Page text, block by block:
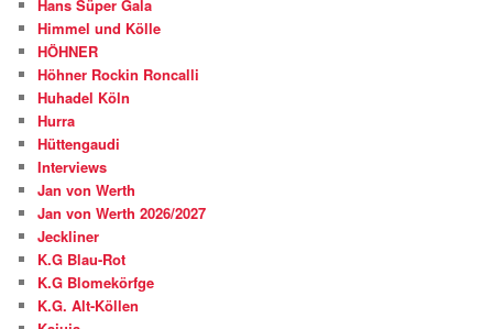
Hans Süper Gala
Himmel und Kölle
HÖHNER
Höhner Rockin Roncalli
Huhadel Köln
Hurra
Hüttengaudi
Interviews
Jan von Werth
Jan von Werth 2026/2027
Jeckliner
K.G Blau-Rot
K.G Blomekörfge
K.G. Alt-Köllen